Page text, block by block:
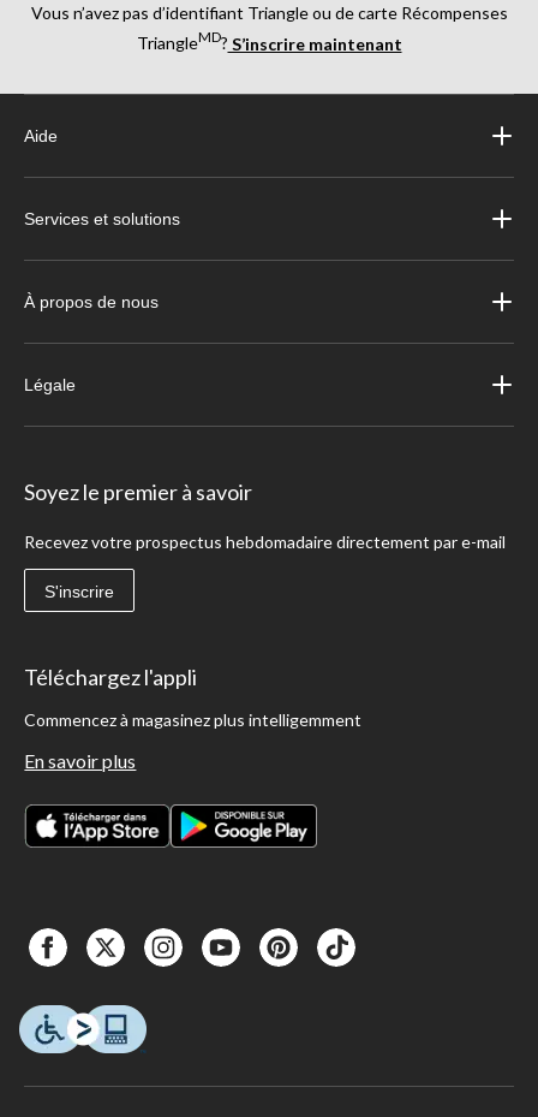
Vous n’avez pas d’identifiant Triangle ou de carte Récompenses
TriangleMD? S’inscrire maintenant
Aide
Services et solutions
À propos de nous
Légale
Soyez le premier à savoir
Recevez votre prospectus hebdomadaire directement par e-mail
S'inscrire
Téléchargez l'appli
Commencez à magasinez plus intelligemment
En savoir plus